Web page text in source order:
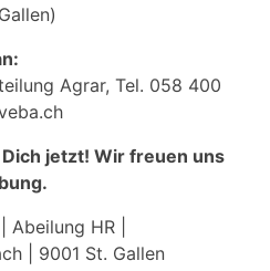
Agrar, Tel. 058 400
jetzt! Wir freuen uns
HR |
| 9001 St. Gallen